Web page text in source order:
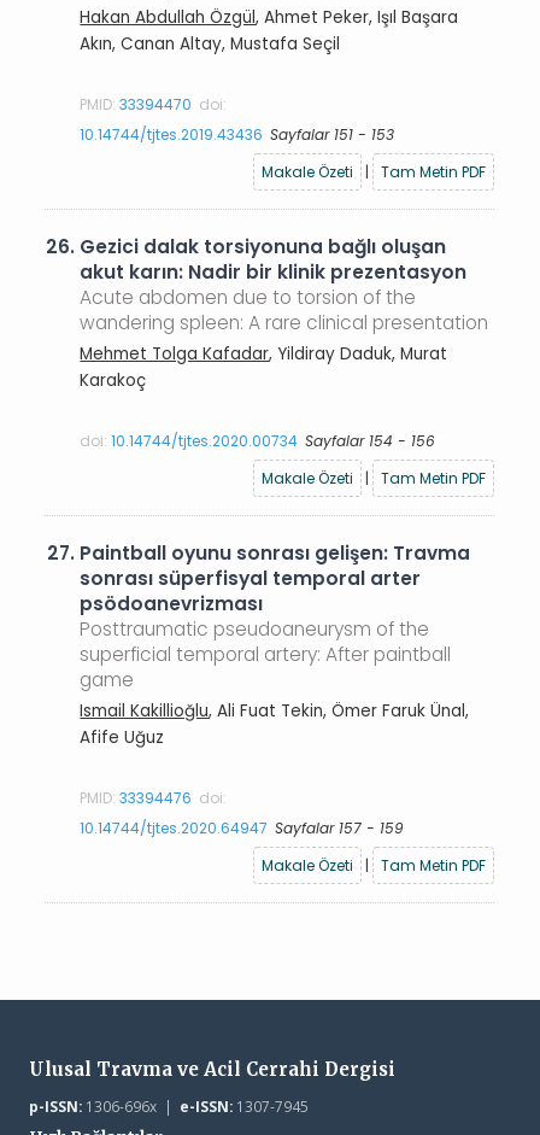
Hakan Abdullah Özgül, Ahmet Peker, Işıl Başara
Akın, Canan Altay, Mustafa Seçil
PMID:33394470 doi:
10.14744/tjtes.2019.43436 Sayfalar 151 - 153
Makale Özeti
| Tam Metin PDF
26. Gezici dalak torsiyonuna bağlı oluşan
akut karın: Nadir bir klinik prezentasyon
Acute abdomen due to torsion of the
wandering spleen: A rare clinical presentation
Mehmet Tolga Kafadar, Yildiray Daduk, Murat
Karakoç
doi:10.14744/tjtes.2020.00734 Sayfalar 154 - 156
Makale Özeti
| Tam Metin PDF
27. Paintball oyunu sonrası gelişen: Travma
sonrası süperfisyal temporal arter
psödoanevrizması
Posttraumatic pseudoaneurysm of the
superficial temporal artery: After paintball
game
Ismail Kakillioğlu, Ali Fuat Tekin, Ömer Faruk Ünal,
Afife Uğuz
PMID:33394476 doi:
10.14744/tjtes.2020.64947 Sayfalar 157 - 159
Makale Özeti
| Tam Metin PDF
Ulusal Travma ve Acil Cerrahi Dergisi
p-ISSN:1306-696x | e-ISSN:1307-7945